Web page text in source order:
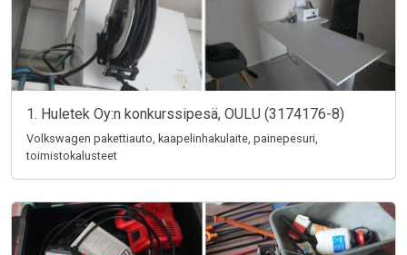
1. Huletek Oy:n konkurssipesä, OULU (3174176-8)
Volkswagen pakettiauto, kaapelinhakulaite, painepesuri,
toimistokalusteet